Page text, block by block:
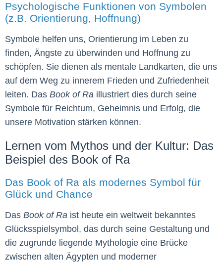
Psychologische Funktionen von Symbolen
(z.B. Orientierung, Hoffnung)
Symbole helfen uns, Orientierung im Leben zu
finden, Ängste zu überwinden und Hoffnung zu
schöpfen. Sie dienen als mentale Landkarten, die uns
auf dem Weg zu innerem Frieden und Zufriedenheit
leiten. Das Book of Ra illustriert dies durch seine
Symbole für Reichtum, Geheimnis und Erfolg, die
unsere Motivation stärken können.
Lernen vom Mythos und der Kultur: Das
Beispiel des Book of Ra
Das Book of Ra als modernes Symbol für
Glück und Chance
Das Book of Ra ist heute ein weltweit bekanntes
Glücksspielsymbol, das durch seine Gestaltung und
die zugrunde liegende Mythologie eine Brücke
zwischen alten Ägypten und moderner